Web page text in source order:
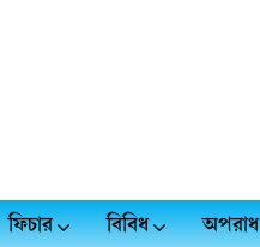
ফিচার বিবিধ
অপরাধ